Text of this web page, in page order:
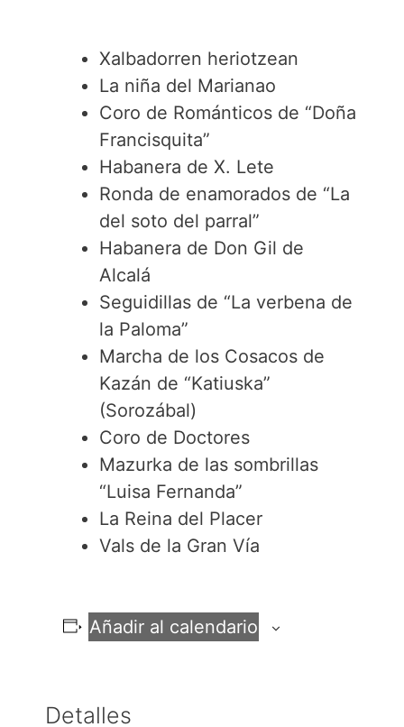
Xalbadorren heriotzean
La niña del Marianao
Coro de Románticos de “Doña
Francisquita”
Habanera de X. Lete
Ronda de enamorados de “La
del soto del parral”
Habanera de Don Gil de
Alcalá
Seguidillas de “La verbena de
la Paloma”
Marcha de los Cosacos de
Kazán de “Katiuska”
(Sorozábal)
Coro de Doctores
Mazurka de las sombrillas
“Luisa Fernanda”
La Reina del Placer
Vals de la Gran Vía
Añadir al calendario
Detalles